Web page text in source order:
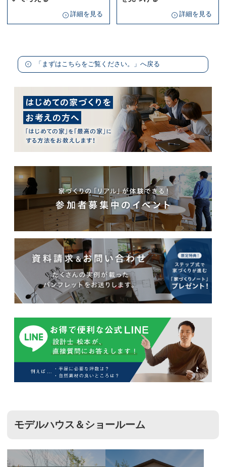
詳細を見る 詳細を見る
「まずはこちらをご覧ください。」へ戻る
モデルハウス＆ショールーム